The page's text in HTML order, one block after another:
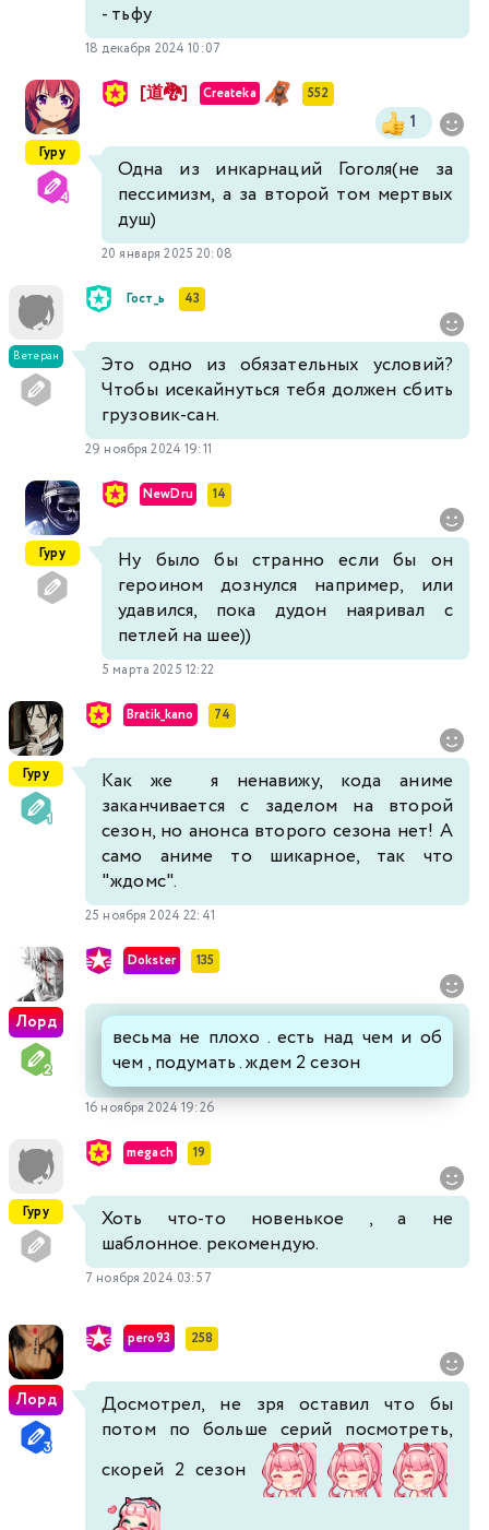
- тьфу
18 декабря 2024 10:07
Гуру
[道🐉] Createka 552
1
Одна из инкарнаций Гоголя(не за
пессимизм, а за второй том мертвых
душ)
20 января 2025 20:08
Ветеран
Гост_ь 43
Это одно из обязательных условий?
Чтобы исекайнуться тебя должен сбить
грузовик-сан.
29 ноября 2024 19:11
Гуру
NewDru 14
Ну было бы странно если бы он
героином дознулся например, или
удавился, пока дудон наяривал с
петлей на шее))
5 марта 2025 12:22
Гуру
Bratik_kano 74
Как же я ненавижу, кода аниме
заканчивается с заделом на второй
сезон, но анонса второго сезона нет! А
само аниме то шикарное, так что
"ждомс".
25 ноября 2024 22:41
Лорд
Dokster 135
весьма не плохо . есть над чем и об
чем , подумать . ждем 2 сезон
16 ноября 2024 19:26
Гуру
megach 19
Хоть что-то новенькое , а не
шаблонное. рекомендую.
7 ноября 2024 03:57
Лорд
pero93 258
Досмотрел, не зря оставил что бы
потом по больше серий посмотреть,
скорей 2 сезон